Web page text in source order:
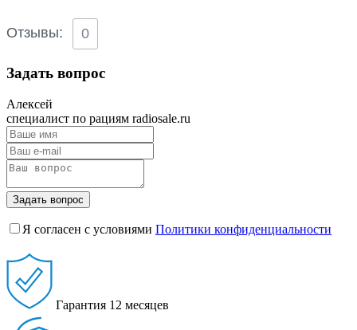
Отзывы: 0
Задать вопрос
Алексей
специалист по рациям radiosale.ru
Задать вопрос
Я согласен с условиями Политики конфиденциальности
Гарантия 12 месяцев